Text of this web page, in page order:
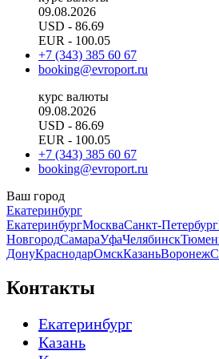
09.08.2026
USD - 86.69
EUR - 100.05
+7 (343) 385 60 67
booking@evroport.ru
курс валюты
09.08.2026
USD - 86.69
EUR - 100.05
+7 (343) 385 60 67
booking@evroport.ru
Ваш город
Екатеринбург
ЕкатеринбургМоскваСанкт-Петербург
НовгородСамараУфаЧелябинск
ДонуКраснодарОмскКазаньВоронеж
Контакты
Екатеринбург
Казань